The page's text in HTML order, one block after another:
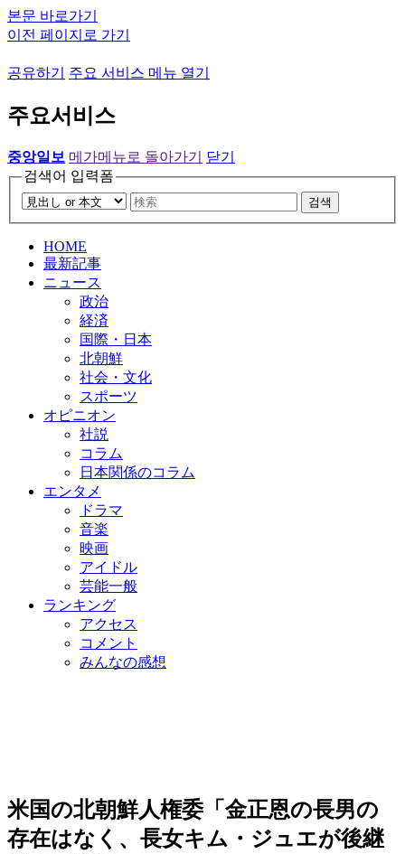
본문 바로가기
이전 페이지로 가기
공유하기 주요 서비스 메뉴 열기
주요서비스
중앙일보 메가메뉴로 돌아가기
닫기
검색어 입력폼
검색
HOME
最新記事
ニュース
政治
経済
国際・日本
北朝鮮
社会・文化
スポーツ
オピニオン
社説
コラム
日本関係のコラム
エンタメ
ドラマ
音楽
映画
アイドル
芸能一般
ランキング
アクセス
コメント
みんなの感想
米国の北朝鮮人権委「金正恩の長男の
存在はなく、長女キム・ジュエが後継